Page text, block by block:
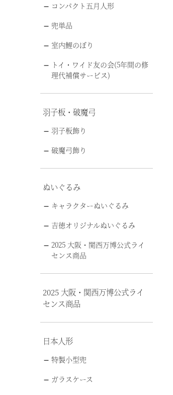
コンパクト五月人形
兜単品
室内鯉のぼり
トイ・ワイド友の会(5年間の修
理代補償サービス)
羽子板・破魔弓
羽子板飾り
破魔弓飾り
ぬいぐるみ
キャラクターぬいぐるみ
吉徳オリジナルぬいぐるみ
2025 大阪・関西万博公式ライ
センス商品
2025 大阪・関西万博公式ライ
センス商品
日本人形
特製小型兜
ガラスケース